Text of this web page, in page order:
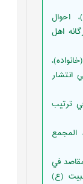
سيد اسعد،(1385ش)، احوال
اهل
(خانواده)،
في ترتيب
المجمع
المقاصد في
(ع)